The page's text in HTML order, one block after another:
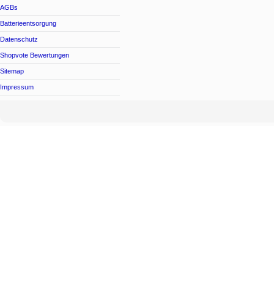
AGBs
Batterieentsorgung
Datenschutz
Shopvote Bewertungen
Sitemap
Impressum